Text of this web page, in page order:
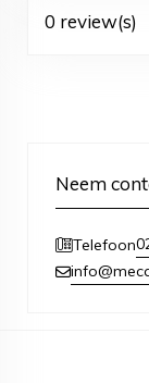
0 review(s)
Neem
Telefoon